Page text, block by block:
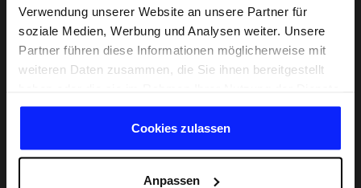
Verwendung unserer Website an unsere Partner für
soziale Medien, Werbung und Analysen weiter. Unsere
Partner führen diese Informationen möglicherweise mit
weiteren Daten zusammen, die Sie ihnen bereitgestellt
gesammelt haben.
Cookies zulassen
Anpassen